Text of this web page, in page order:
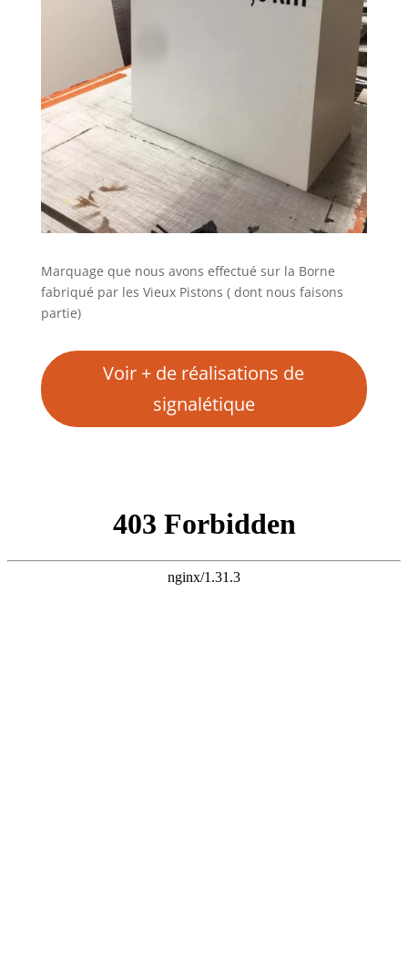
Marquage que nous avons effectué sur la Borne
fabriqué par les Vieux Pistons ( dont nous faisons
partie)
Voir + de réalisations de
signalétique